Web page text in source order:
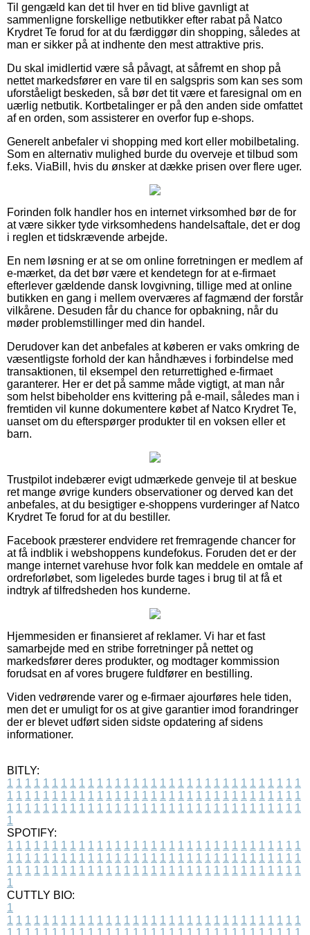
Til gengæld kan det til hver en tid blive gavnligt at
sammenligne forskellige netbutikker efter rabat på Natco
Krydret Te forud for at du færdiggør din shopping, således at
man er sikker på at indhente den mest attraktive pris.
Du skal imidlertid være så påvagt, at såfremt en shop på
nettet markedsfører en vare til en salgspris som kan ses som
uforståeligt beskeden, så bør det tit være et faresignal om en
uærlig netbutik. Kortbetalinger er på den anden side omfattet
af en orden, som assisterer en overfor fup e-shops.
Generelt anbefaler vi shopping med kort eller mobilbetaling.
Som en alternativ mulighed burde du overveje et tilbud som
f.eks. ViaBill, hvis du ønsker at dække prisen over flere uger.
Forinden folk handler hos en internet virksomhed bør de for
at være sikker tyde virksomhedens handelsaftale, det er dog
i reglen et tidskrævende arbejde.
En nem løsning er at se om online forretningen er medlem af
e-mærket, da det bør være et kendetegn for at e-firmaet
efterlever gældende dansk lovgivning, tillige med at online
butikken en gang i mellem overværes af fagmænd der forstår
vilkårene. Desuden får du chance for opbakning, når du
møder problemstillinger med din handel.
Derudover kan det anbefales at køberen er vaks omkring de
væsentligste forhold der kan håndhæves i forbindelse med
transaktionen, til eksempel den returrettighed e-firmaet
garanterer. Her er det på samme måde vigtigt, at man når
som helst bibeholder ens kvittering på e-mail, således man i
fremtiden vil kunne dokumentere købet af Natco Krydret Te,
uanset om du efterspørger produkter til en voksen eller et
barn.
Trustpilot indebærer evigt udmærkede genveje til at beskue
ret mange øvrige kunders observationer og derved kan det
anbefales, at du besigtiger e-shoppens vurderinger af Natco
Krydret Te forud for at du bestiller.
Facebook præsterer endvidere ret fremragende chancer for
at få indblik i webshoppens kundefokus. Foruden det er der
mange internet varehuse hvor folk kan meddele en omtale af
ordreforløbet, som ligeledes burde tages i brug til at få et
indtryk af tilfredsheden hos kunderne.
Hjemmesiden er finansieret af reklamer. Vi har et fast
samarbejde med en stribe forretninger på nettet og
markedsfører deres produkter, og modtager kommission
forudsat en af vores brugere fuldfører en bestilling.
Viden vedrørende varer og e-firmaer ajourføres hele tiden,
men det er umuligt for os at give garantier imod forandringer
der er blevet udført siden sidste opdatering af sidens
informationer.
BITLY:
1 1 1 1 1 1 1 1 1 1 1 1 1 1 1 1 1 1 1 1 1 1 1 1 1 1 1 1 1 1 1 1 1
1 1 1 1 1 1 1 1 1 1 1 1 1 1 1 1 1 1 1 1 1 1 1 1 1 1 1 1 1 1 1 1 1
1 1 1 1 1 1 1 1 1 1 1 1 1 1 1 1 1 1 1 1 1 1 1 1 1 1 1 1 1 1 1 1 1
1
SPOTIFY:
1 1 1 1 1 1 1 1 1 1 1 1 1 1 1 1 1 1 1 1 1 1 1 1 1 1 1 1 1 1 1 1 1
1 1 1 1 1 1 1 1 1 1 1 1 1 1 1 1 1 1 1 1 1 1 1 1 1 1 1 1 1 1 1 1 1
1 1 1 1 1 1 1 1 1 1 1 1 1 1 1 1 1 1 1 1 1 1 1 1 1 1 1 1 1 1 1 1 1
1
CUTTLY BIO:
1
1 1 1 1 1 1 1 1 1 1 1 1 1 1 1 1 1 1 1 1 1 1 1 1 1 1 1 1 1 1 1 1 1
1 1 1 1 1 1 1 1 1 1 1 1 1 1 1 1 1 1 1 1 1 1 1 1 1 1 1 1 1 1 1 1 1